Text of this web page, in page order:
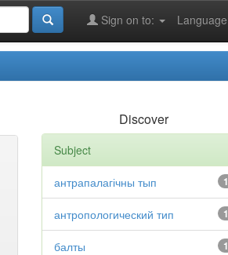
Language
Sign on to:
Discover
Subject
1
антрапалагічны тып
1
антропологический тип
1
балты